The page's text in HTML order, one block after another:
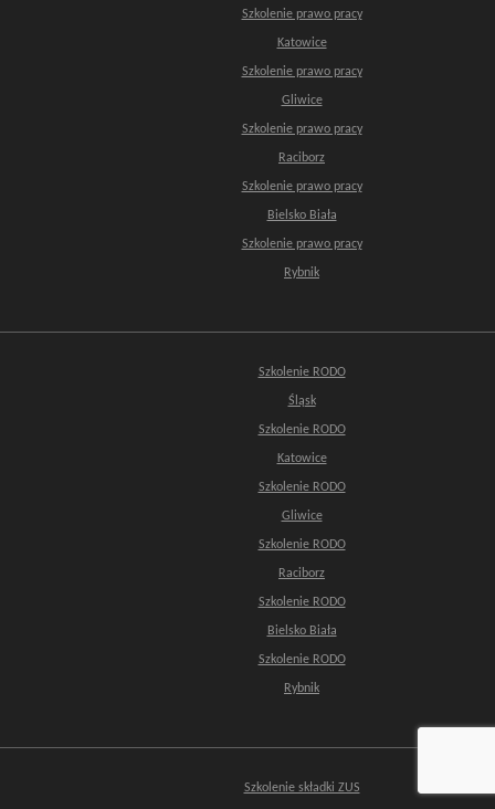
Szkolenie prawo pracy
Katowice
Szkolenie prawo pracy
Gliwice
Szkolenie prawo pracy
Raciborz
Szkolenie prawo pracy
Bielsko Biała
Szkolenie prawo pracy
Rybnik
Szkolenie RODO
Śląsk
Szkolenie RODO
Katowice
Szkolenie RODO
Gliwice
Szkolenie RODO
Raciborz
Szkolenie RODO
Bielsko Biała
Szkolenie RODO
Rybnik
Szkolenie składki ZUS